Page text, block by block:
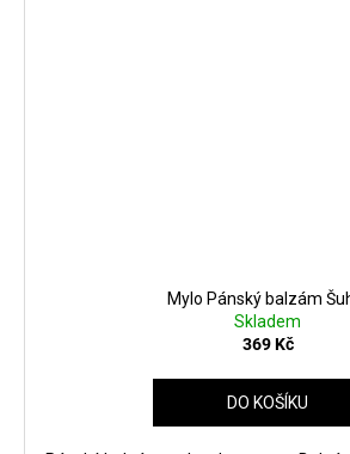
Mylo Pánský balzám
Skladem
369 Kč
DO KOŠÍKU